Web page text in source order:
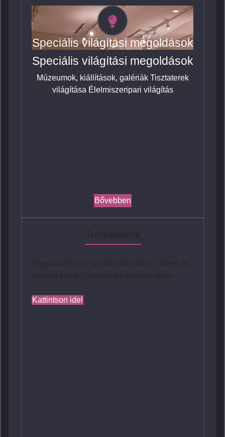
Speciális világítási megoldások
Speciális világítási megoldások
Múzeumok, kiállítások, galériák Tisztaterek
világítása Élelmiszeripari világítás
Bővebben
Termékeink
Hagyományos – angolszász stílus | Retro és
vintage stílus | Modern és minimál stílus
Kattintson ide!